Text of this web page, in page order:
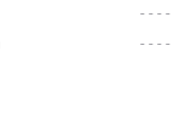
----
----